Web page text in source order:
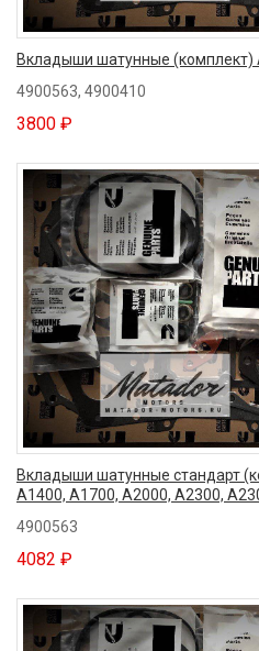
Вкладыши шатунные (комплект)
4900563, 4900410
3800 ₽
Вкладыши шатунные стандарт
A1400, A1700, A2000, A2300,
4900563
4082 ₽